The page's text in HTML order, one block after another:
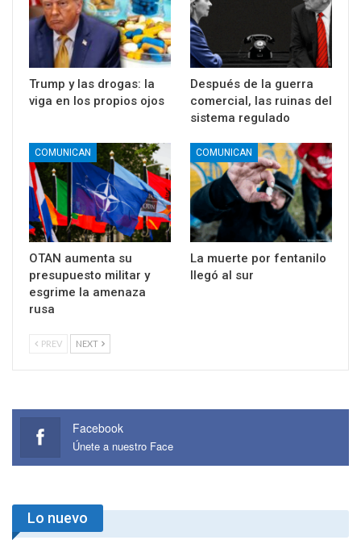
Trump y las drogas: la
viga en los propios ojos
Después de la guerra
comercial, las ruinas del
sistema regulado
COMUNICAN
OTAN aumenta su
presupuesto militar y
esgrime la amenaza
rusa
COMUNICAN
La muerte por fentanilo
llegó al sur
PREV NEXT
Facebook
Únete a nuestro Face
Lo nuevo